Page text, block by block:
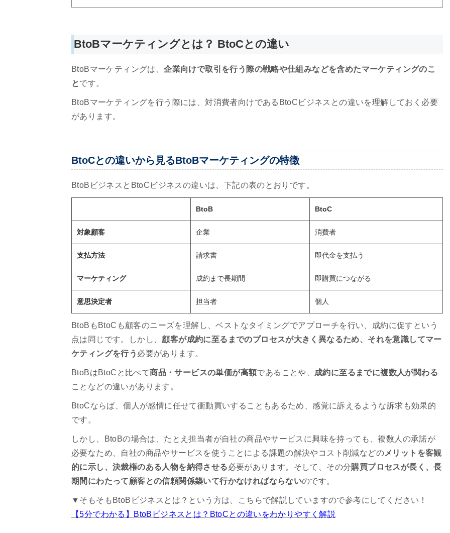
BtoBマーケティングとは？ BtoCとの違い
BtoBマーケティングは、企業向けで取引を行う際の戦略や仕組みなどを含めたマーケティングのこ
とです。
BtoBマーケティングを行う際には、対消費者向けであるBtoCビジネスとの違いを理解しておく必要
があります。
BtoCとの違いから見るBtoBマーケティングの特徴
BtoBビジネスとBtoCビジネスの違いは、下記の表のとおりです。
BtoB BtoC
対象顧客 企業 消費者
支払方法 請求書 即代金を支払う
マーケティング 成約まで長期間 即購買につながる
意思決定者 担当者 個人
BtoBもBtoCも顧客のニーズを理解し、ベストなタイミングでアプローチを行い、成約に促すという
点は同じです。しかし、 顧客が成約に至るまでのプロセスが大きく異なるため、それを意識してマー
ケティングを行う 必要があります。
BtoBはBtoCと比べて商品・サービスの単価が高額であることや、 成約に至るまでに複数人が関わる
ことなどの違いがあります。
BtoCならば、個人が感情に任せて衝動買いすることもあるため、感覚に訴えるような訴求も効果的
です。
しかし、BtoBの場合は、たとえ担当者が自社の商品やサービスに興味を持っても、複数人の承諾が
必要なため、自社の商品やサービスを使うことによる課題の解決やコスト削減などのメリットを客観
的に示し、決裁権のある人物を納得させる必要があります。そして、その分購買プロセスが長く、長
期間にわたって顧客との信頼関係築いて行かなければならないのです。
▼そもそもBtoBビジネスとは？という方は、こちらで解説していますので参考にしてください！
【5分でわかる】BtoBビジネスとは？BtoCとの違いをわかりやすく解説